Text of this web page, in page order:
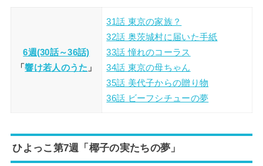
6週(30話～36話)
「響け若人のうた 」
31話 東京の家族？
32話 奥茨城村に届いた手紙
33話 憧れのコーラス
34話 東京の母ちゃん
35話 美代子からの贈り物
36話 ビーフシチューの夢
ひよっこ第7週「椰子の実たちの夢」